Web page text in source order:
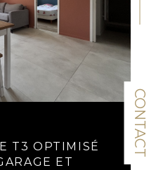
CONTACT
T3 OPTIMISÉ
ET